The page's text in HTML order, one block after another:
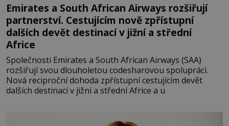
Emirates a South African Airways rozšiřují
partnerství. Cestujícím nově zpřístupní
dalších devět destinací v jižní a střední
Africe
Společnosti Emirates a South African Airways (SAA)
rozšiřují svou dlouholetou codesharovou spolupráci.
Nová reciproční dohoda zpřístupní cestujícím devět
dalších destinací v jižní a střední Africe a u